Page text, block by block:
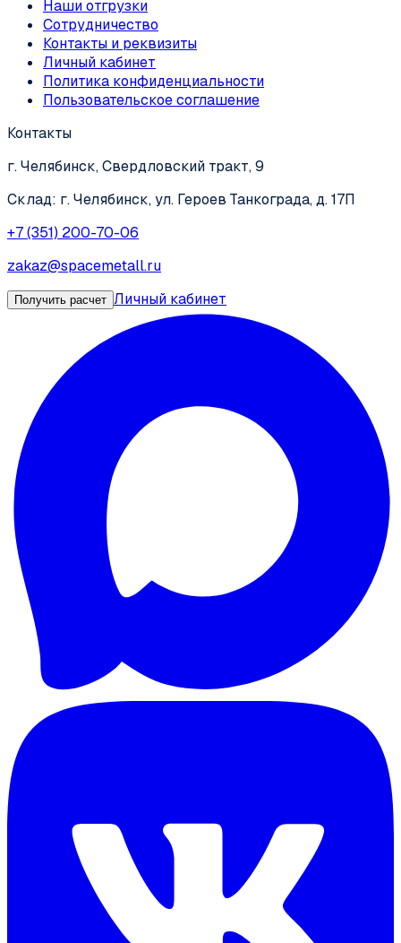
Наши отгрузки
Сотрудничество
Контакты и реквизиты
Личный кабинет
Политика конфиденциальности
Пользовательское соглашение
Контакты
г. Челябинск, Свердловский тракт, 9
Склад: г. Челябинск, ул. Героев Танкограда, д. 17П
+7 (351) 200-70-06
zakaz@spacemetall.ru
Получить расчет Личный кабинет